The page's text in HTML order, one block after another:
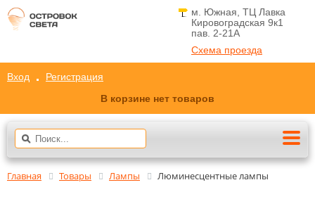
м. Южная, ТЦ Лавка
Кировоградская 9к1
пав. 2-21A
Схема проезда
Вход
Регистрация
В корзине нет товаров
Главная Товары Лампы Люминесцентные лампы